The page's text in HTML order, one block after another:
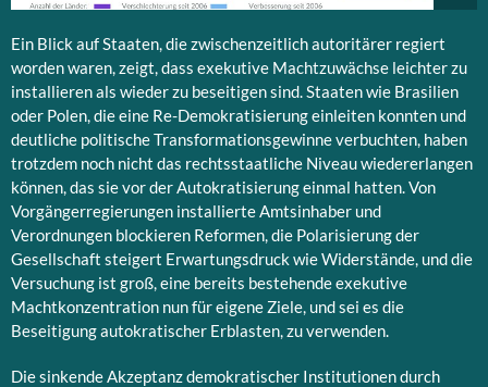
Ein Blick auf Staaten, die zwischenzeitlich autoritärer regiert
worden waren, zeigt, dass exekutive Machtzuwächse leichter zu
installieren als wieder zu beseitigen sind. Staaten wie Brasilien
oder Polen, die eine Re-Demokratisierung einleiten konnten und
deutliche politische Transformationsgewinne verbuchten, haben
trotzdem noch nicht das rechtsstaatliche Niveau wiedererlangen
können, das sie vor der Autokratisierung einmal hatten. Von
Vorgängerregierungen installierte Amtsinhaber und
Verordnungen blockieren Reformen, die Polarisierung der
Gesellschaft steigert Erwartungsdruck wie Widerstände, und die
Versuchung ist groß, eine bereits bestehende exekutive
Machtkonzentration nun für eigene Ziele, und sei es die
Beseitigung autokratischer Erblasten, zu verwenden.
Die sinkende Akzeptanz demokratischer Institutionen durch